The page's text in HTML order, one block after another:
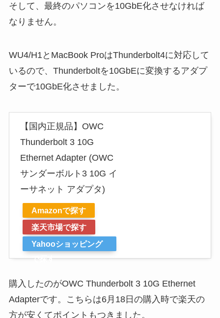
そして、最終のパソコンを10GbE化させなければ
なりません。
WU4/H1とMacBook ProはThunderbolt4に対応して
いるので、Thunderboltを10GbEに変換するアダプ
ターで10GbE化させました。
【国内正規品】OWC
Thunderbolt 3 10G
Ethernet Adapter (OWC
サンダーボルト3 10G イ
ーサネット アダプタ)
Amazonで探す
楽天市場で探す
Yahooショッピング
で探す
購入したのがOWC Thunderbolt 3 10G Ethernet
Adapterです。こちらは6月18日の購入時で楽天の
方が安くてポイントもつきました。